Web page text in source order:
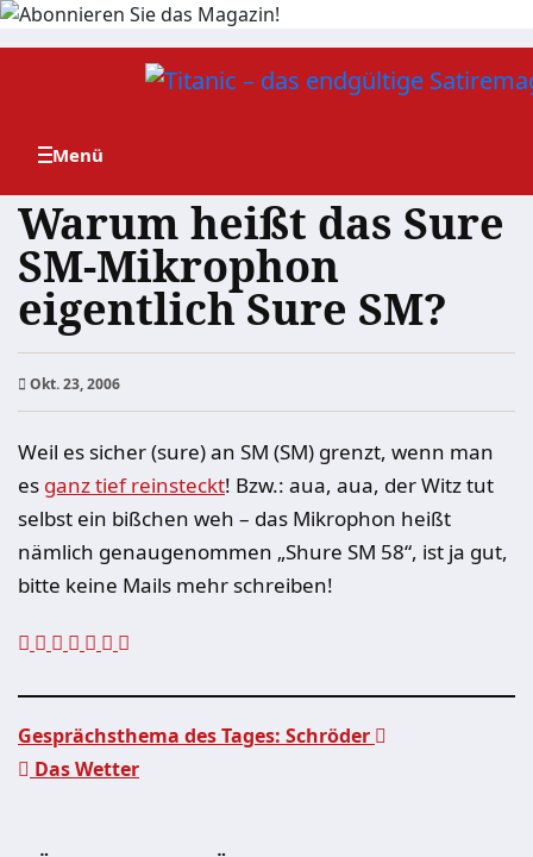
Zum
Warum heißt das Sure
SM-Mikrophon
eigentlich Sure SM?
Okt. 23, 2006
Weil es sicher (sure) an SM (SM) grenzt, wenn man
es ganz tief reinsteckt! Bzw.: aua, aua, der Witz tut
selbst ein bißchen weh – das Mikrophon heißt
nämlich genaugenommen „Shure SM 58“, ist ja gut,
bitte keine Mails mehr schreiben!
Gesprächsthema des Tages: Schröder
Das Wetter